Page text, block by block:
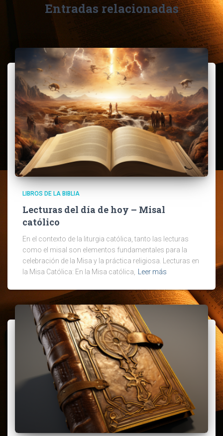
Entradas relacionadas
LIBROS DE LA BIBLIA
Lecturas del día de hoy – Misal
católico
En el contexto de la liturgia católica, tanto las lecturas
como el misal son elementos fundamentales para la
celebración de la Misa y la práctica religiosa. Lecturas en
la Misa Católica: En la Misa católica,
Leer más